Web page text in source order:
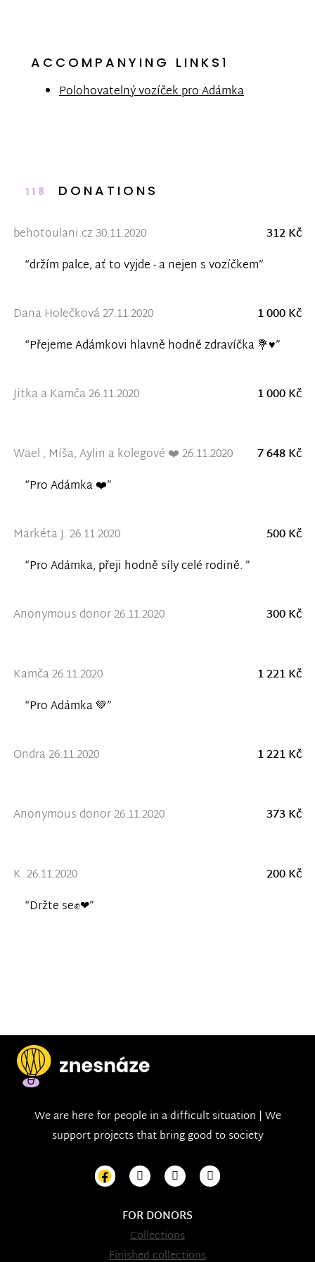
ACCOMPANYING LINKS1
Polohovatelný vozíček pro Adámka
118 DONATIONS
behotoulani.cz 30.11.2020
312 Kč
“držím palce, ať to vyjde - a nejen s vozíčkem”
Dana Holečková 27.11.2020
1 000 Kč
“Přejeme Adámkovi hlavně hodně zdravíčka 💐♥️”
Jitka a Kamča 26.11.2020 1 000 Kč
Wael , Míša, Aylin a kolegové ❤️ 26.11.2020
7 648 Kč
“Pro Adámka ❤️”
Markéta J. 26.11.2020
500 Kč
“Pro Adámka, přeji hodně síly celé rodině. ”
Anonymous donor 26.11.2020 300 Kč
Kamča 26.11.2020
1 221 Kč
“Pro Adámka 💚”
Ondra 26.11.2020 1 221 Kč
Anonymous donor 26.11.2020 373 Kč
K. 26.11.2020
200 Kč
“Držte se✊❤”
We are here for people in a difficult situation | We
support projects that bring good to society
FOR DONORS
Collections
Finished collections